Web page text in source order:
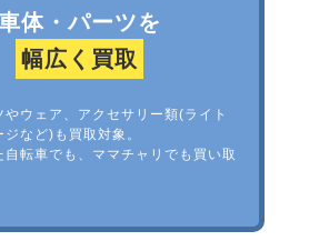
体・パーツを
幅広く買取
やウェア、アクセサリー類(ライト
など)も買取対象。
自転車でも、ママチャリでも買い取